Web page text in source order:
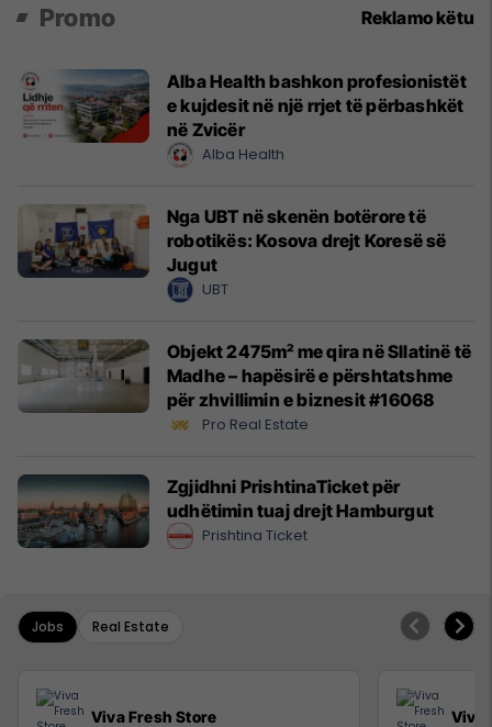
Promo Reklamo këtu
Alba Health bashkon profesionistët
e kujdesit në një rrjet të përbashkët
në Zvicër
Alba Health
Nga UBT në skenën botërore të
robotikës: Kosova drejt Koresë së
Jugut
UBT
Objekt 2475m² me qira në Sllatinë të
Madhe – hapësirë e përshtatshme
për zhvillimin e biznesit #16068
Pro Real Estate
Zgjidhni PrishtinaTicket për
udhëtimin tuaj drejt Hamburgut
Prishtina Ticket
Jobs Real Estate
Viva Fresh Store Viva